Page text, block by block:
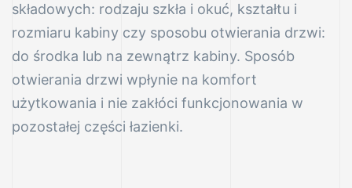
składowych: rodzaju szkła i okuć, kształtu i
rozmiaru kabiny czy sposobu otwierania drzwi:
do środka lub na zewnątrz kabiny. Sposób
otwierania drzwi wpłynie na komfort
użytkowania i nie zakłóci funkcjonowania w
pozostałej części łazienki.